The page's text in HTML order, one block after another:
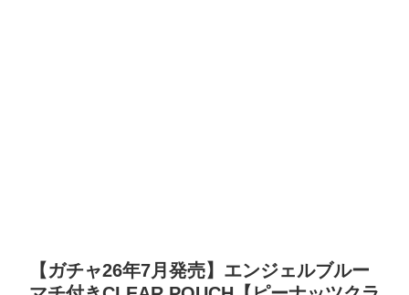
【ガチャ26年7月発売】エンジェルブルー